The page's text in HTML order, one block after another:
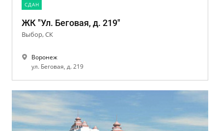
CДАН
ЖК "Ул. Беговая, д. 219"
Выбор, СК
Воронеж
ул. Беговая, д. 219